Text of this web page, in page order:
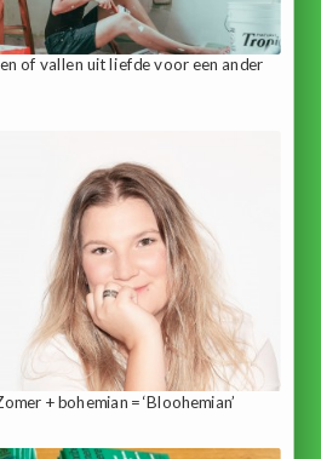
of vallen uit liefde voor een ander
+ bohemian = ‘Bloohemian’